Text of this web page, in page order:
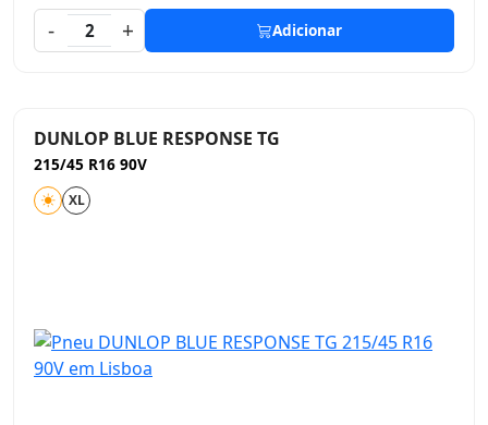
-
2 + Adicionar
DUNLOP BLUE RESPONSE TG
215/45 R16 90V
XL